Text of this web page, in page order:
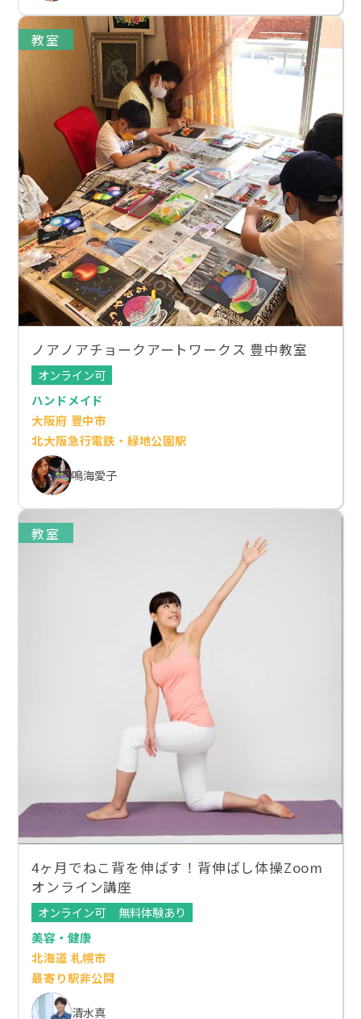
教室
ノアノアチョークアートワークス 豊中教室
オンライン可
ハンドメイド
大阪府 豊中市
北大阪急行電鉄・緑地公園駅
鳴海愛子
教室
4ヶ月でねこ背を伸ばす！背伸ばし体操Zoom
オンライン講座
オンライン可
無料体験あり
美容・健康
北海道 札幌市
最寄り駅非公開
清水真